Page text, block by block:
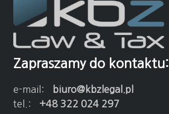
Zapraszamy do kontaktu:
e-mail:
biuro@kbzlegal.pl
tel.:
+48 322 024 297